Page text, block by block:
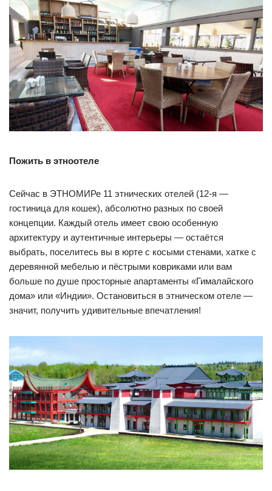
Пожить в этноотеле
Сейчас в ЭТНОМИРе 11 этнических отелей (12-я —
гостиница для кошек), абсолютно разных по своей
концепции. Каждый отель имеет свою особенную
архитектуру и аутентичные интерьеры — остаётся
выбрать, поселитесь вы в юрте с косыми стенами, хатке с
деревянной мебелью и пёстрыми ковриками или вам
больше по душе просторные апартаменты «Гималайского
дома» или «Индии». Остановиться в этническом отеле —
значит, получить удивительные впечатления!